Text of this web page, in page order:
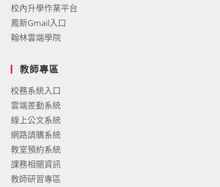
校內升學作業平台
鳳新Gmail入口
翰林雲端學院
教師專區
校務系統入口
雲端差勤系統
線上公文系統
網路請購系統
教室預約系統
課務相關資訊
教師研習專區